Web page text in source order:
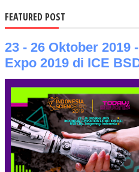
FEATURED POST
23 - 26 Oktober 2019
Expo 2019 di ICE